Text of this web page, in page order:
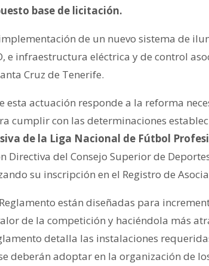
base de licitación.
de un nuevo sistema de
e infraestructura eléctrica y de control
Cruz de Tenerife.
esta actuación responde a la reforma
cumplir con las determinaciones
de la Liga Nacional de Fútbol
del Consejo Superior de
su inscripción en el Registro de
están diseñadas para
de la competición y haciéndola más
detalla las instalaciones
deberán adoptar en la organización de